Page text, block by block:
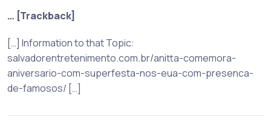
… [Trackback]
[…] Information to that Topic:
salvadorentretenimento.com.br/anitta-comemora-
aniversario-com-superfesta-nos-eua-com-presenca-
de-famosos/ […]